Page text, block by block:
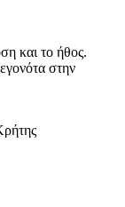
και το ήθος.
στην